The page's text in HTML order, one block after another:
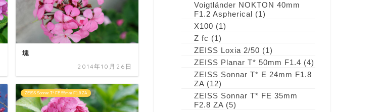
塊
2014年10月26日
ZEISS Sonnar T* FE 55mm F1.8 ZA
Voigtländer NOKTON 40mm
F1.2 Aspherical (1)
X100 (1)
Z fc (1)
ZEISS Loxia 2/50 (1)
ZEISS Planar T* 50mm F1.4 (4)
ZEISS Sonnar T* E 24mm F1.8
ZA(12)
ZEISS Sonnar T* FE 35mm
F2.8 ZA(5)